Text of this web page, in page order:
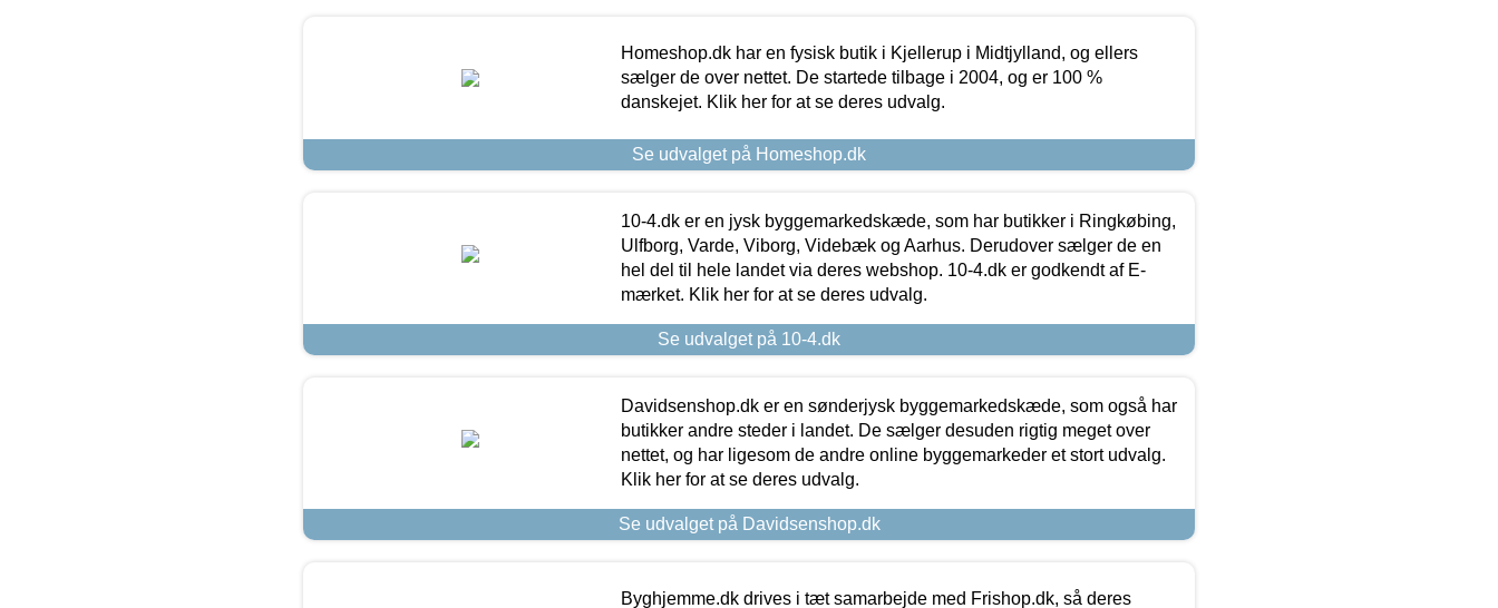
Homeshop.dk har en fysisk butik i Kjellerup i Midtjylland, og ellers
sælger de over nettet. De startede tilbage i 2004, og er 100 %
danskejet. Klik her for at se deres udvalg.
Se udvalget på Homeshop.dk
10-4.dk er en jysk byggemarkedskæde, som har butikker i Ringkøbing,
Ulfborg, Varde, Viborg, Videbæk og Aarhus. Derudover sælger de en
hel del til hele landet via deres webshop. 10-4.dk er godkendt af E-
mærket. Klik her for at se deres udvalg.
Se udvalget på 10-4.dk
Davidsenshop.dk er en sønderjysk byggemarkedskæde, som også har
butikker andre steder i landet. De sælger desuden rigtig meget over
nettet, og har ligesom de andre online byggemarkeder et stort udvalg.
Klik her for at se deres udvalg.
Se udvalget på Davidsenshop.dk
Byghjemme.dk drives i tæt samarbejde med Frishop.dk, så deres